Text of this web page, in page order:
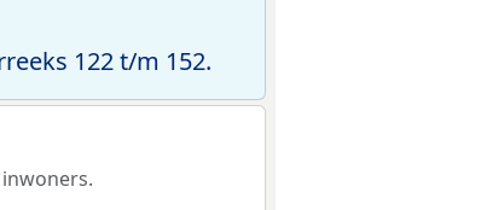
122 t/m 152.